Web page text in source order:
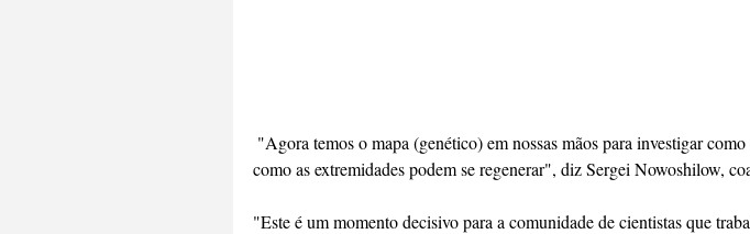
como as extremidades podem se regenerar", diz Sergei Nowoshilow,
"Este é um momento decisivo para a comunidade de cientistas que